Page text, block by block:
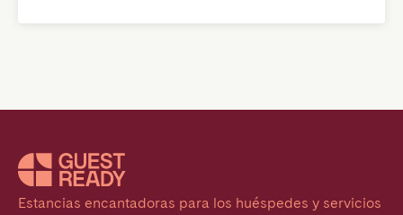
Estancias encantadoras para los huéspedes y servicios